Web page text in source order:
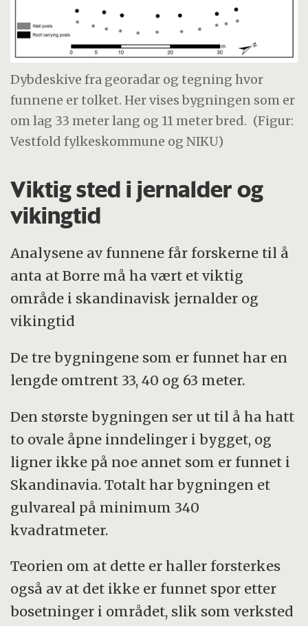
Dybdeskive fra georadar og tegning hvor
funnene er tolket. Her vises bygningen som er
om lag 33 meter lang og 11 meter bred. (Figur:
Vestfold fylkeskommune og NIKU)
Viktig sted i jernalder og
vikingtid
Analysene av funnene får forskerne til å
anta at Borre må ha vært et viktig
område i skandinavisk jernalder og
vikingtid
De tre bygningene som er funnet har en
lengde omtrent 33, 40 og 63 meter.
Den største bygningen ser ut til å ha hatt
to ovale åpne inndelinger i bygget, og
ligner ikke på noe annet som er funnet i
Skandinavia. Totalt har bygningen et
gulvareal på minimum 340
kvadratmeter.
Teorien om at dette er haller forsterkes
også av at det ikke er funnet spor etter
bosetninger i området, slik som verksted